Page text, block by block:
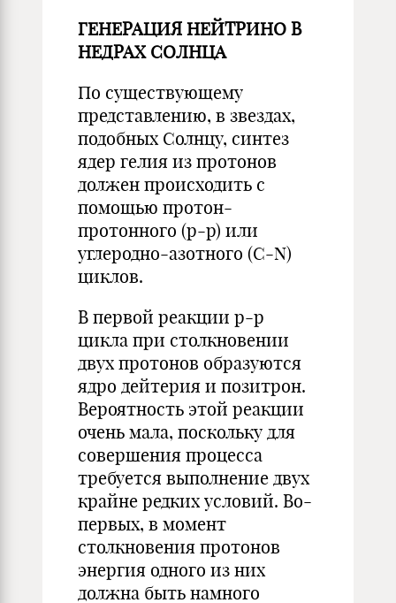
ГЕНЕРАЦИЯ НЕЙТРИНО В
НЕДРАХ СОЛНЦА
По существующему
представлению, в звездах,
подобных Солнцу, синтез
ядер гелия из протонов
должен происходить с
помощью протон-
протонного (р-р) или
углеродно-азотного (С-N)
циклов.
В первой реакции p-p
цикла при столкновении
двух протонов образуются
ядро дейтерия и позитрон.
Вероятность этой реакции
очень мала, поскольку для
совершения процесса
требуется выполнение двух
крайне редких условий. Во-
первых, в момент
столкновения протонов
энергия одного из них
должна быть намного